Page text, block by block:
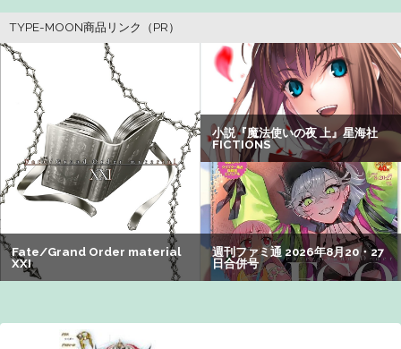
成人向けゲーム『ヤリステ メスブター』開発者絶望、銀行
がsteamからの入金を拒否→金が入ってなくても売上金額
分の納税義務あり
【画像】瀬戸環奈（セトカン）さん、ティファのコスプレ
でシコらせにくるｗｗｗ：26/08/01のニュース
【画像】旅人女子「夜景を撮りたかっただけなのに、故郷
の村が燃やされたみたいになった」←26万ｲｲﾈｗｗｗｗ
【速報】ジャンポケ斎藤、求刑7年で逝く。実刑確実か
【画像】オタク「実際にプレイしたらわかるけどライザは
友達って感じで性的な目では見れないｗ」←これｗｗｗ